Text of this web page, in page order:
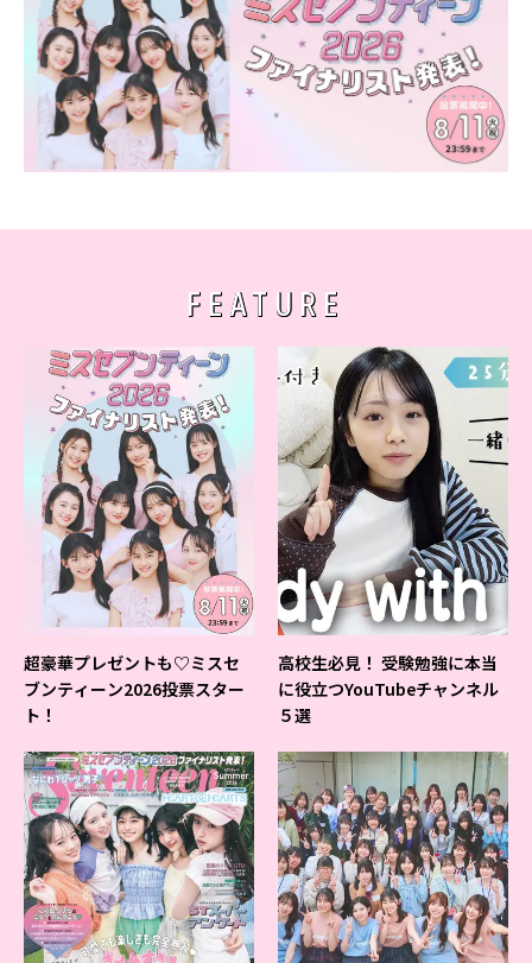
FEATURE
超豪華プレゼントも♡ミスセ
ブンティーン2026投票スター
ト！
高校生必見！ 受験勉強に本当
に役立つYouTubeチャンネル
５選